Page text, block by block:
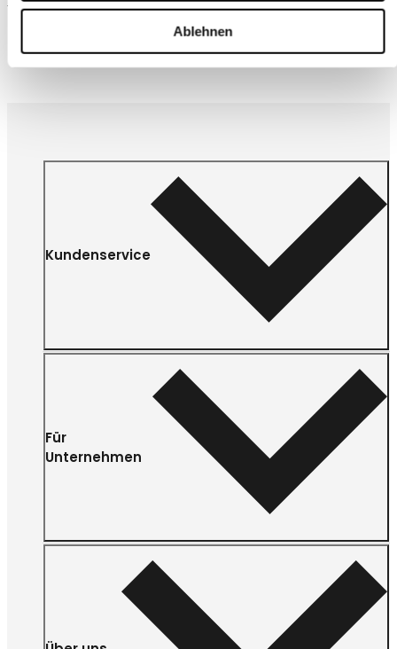
Ablehnen
Wird oft zusammen gekauft
Kundenservice
Für
Unternehmen